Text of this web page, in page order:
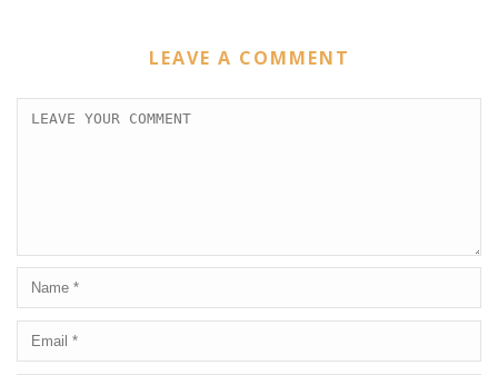
LEAVE A COMMENT